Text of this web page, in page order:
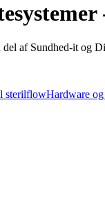
af Sundhed-it og
sterilflowHardware